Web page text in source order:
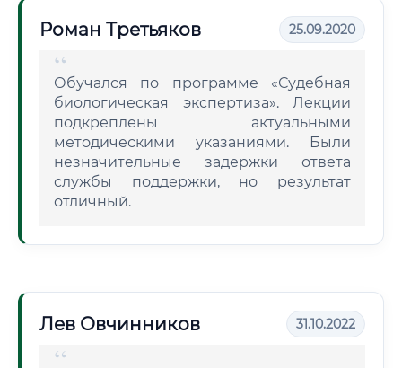
Роман Третьяков 25.09.2020
Обучался по программе «Судебная
биологическая экспертиза». Лекции
подкреплены актуальными
методическими указаниями. Были
незначительные задержки ответа
службы поддержки, но результат
отличный.
Лев Овчинников 31.10.2022